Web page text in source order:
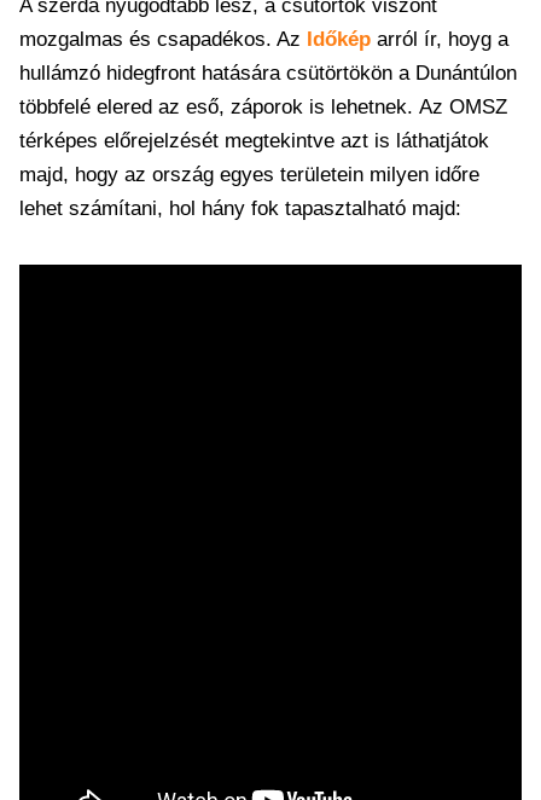
A szerda nyugodtabb lesz, a csütörtök viszont
mozgalmas és csapadékos. Az Időkép arról ír, hoyg a
hullámzó hidegfront hatására csütörtökön a Dunántúlon
többfelé elered az eső, záporok is lehetnek. Az OMSZ
térképes előrejelzését megtekintve azt is láthatjátok
majd, hogy az ország egyes területein milyen időre
lehet számítani, hol hány fok tapasztalható majd: